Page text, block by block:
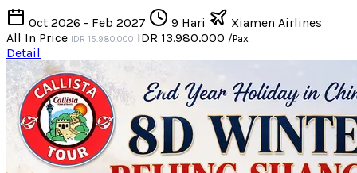
Oct 2026 - Feb 2027 9 Hari
Xiamen Airlines
All In Price IDR 15.980.000 IDR 13.980.000 /Pax
Detail